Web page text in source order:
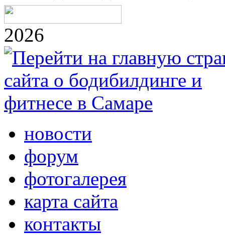
2026
новости
форум
фотогалерея
карта сайта
контакты